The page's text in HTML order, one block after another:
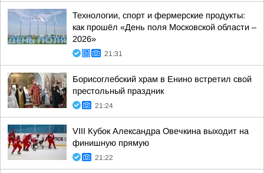
Технологии, спорт и фермерские продукты:
как прошёл «День поля Московской области –
2026»
21:31
Борисоглебский храм в Енино встретил свой
престольный праздник
21:24
VIII Кубок Александра Овечкина выходит на
финишную прямую
21:22